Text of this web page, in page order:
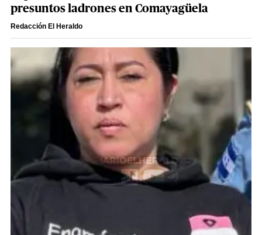
presuntos ladrones en Comayagüela
Redacción El Heraldo